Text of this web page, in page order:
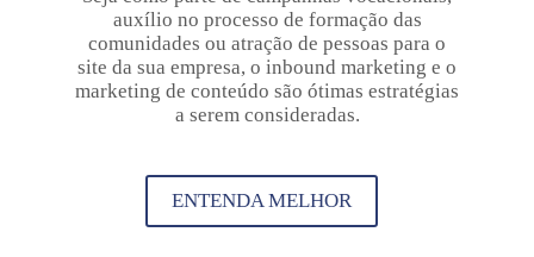
auxílio no processo de formação das
comunidades ou atração de pessoas para o
site da sua empresa, o inbound marketing e o
marketing de conteúdo são ótimas estratégias
a serem consideradas.
ENTENDA MELHOR